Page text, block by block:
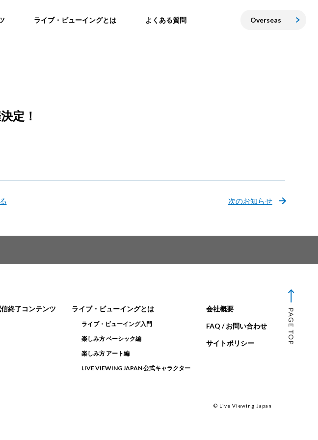
ライブ・ビューイングとは よくある質問 Overseas
定！
次のお知らせ
終了コンテンツ ライブ・ビューイングとは
ライブ・ビューイング入門
楽しみ方 ベーシック編
楽しみ方 アート編
LIVE VIEWING JAPAN 公式キャラクター
会社概要
FAQ / お問い合わせ
サイトポリシー
© Live Viewing Japan